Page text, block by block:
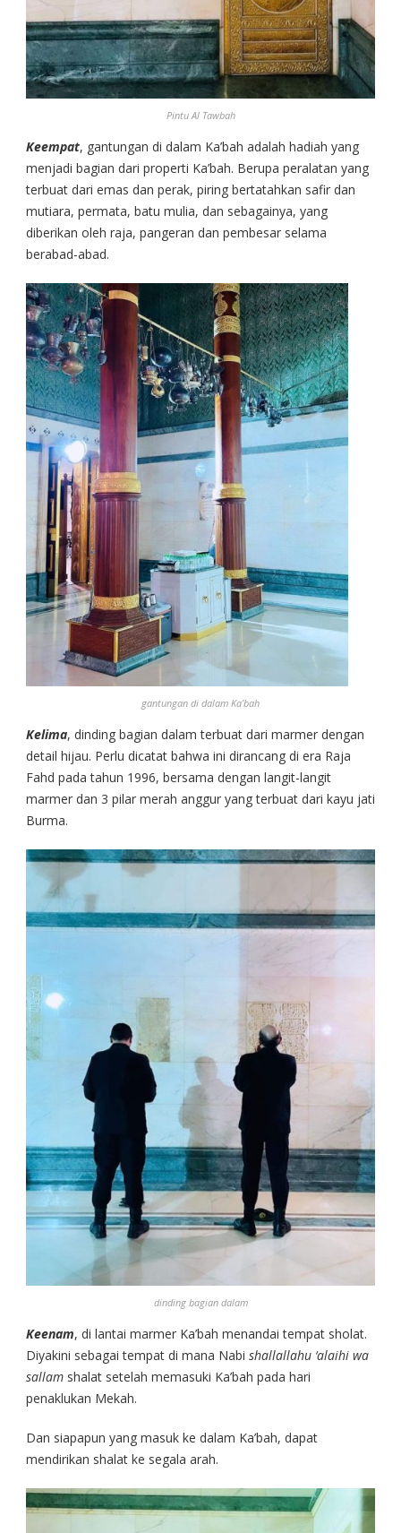
Pintu Al Tawbah
Keempat, gantungan di dalam Ka’bah adalah hadiah yang
menjadi bagian dari properti Ka’bah. Berupa peralatan yang
terbuat dari emas dan perak, piring bertatahkan safir dan
mutiara, permata, batu mulia, dan sebagainya, yang
diberikan oleh raja, pangeran dan pembesar selama
berabad-abad.
gantungan di dalam Ka’bah
Kelima, dinding bagian dalam terbuat dari marmer dengan
detail hijau. Perlu dicatat bahwa ini dirancang di era Raja
Fahd pada tahun 1996, bersama dengan langit-langit
marmer dan 3 pilar merah anggur yang terbuat dari kayu jati
Burma.
dinding bagian dalam
Keenam, di lantai marmer Ka’bah menandai tempat sholat.
Diyakini sebagai tempat di mana Nabi shallallahu ‘alaihi wa
sallam shalat setelah memasuki Ka’bah pada hari
penaklukan Mekah.
Dan siapapun yang masuk ke dalam Ka’bah, dapat
mendirikan shalat ke segala arah.